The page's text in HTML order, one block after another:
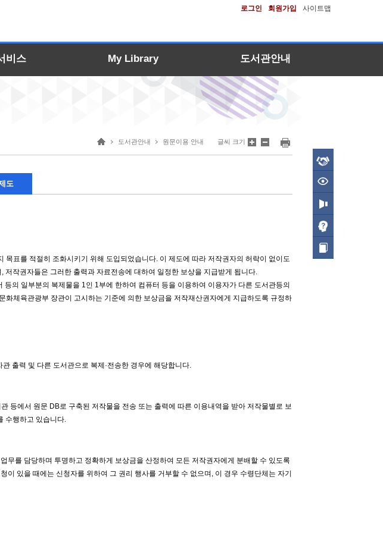
로그인 회원가입 사이트맵
비스 My Library 도서관안내
도서관안내 원문이용 안내 글씨 크기
도
목표를 적절히 조화시키기 위해 도입되었습니다. 이 제도에 따라 저작권자의 허락이 없이도
작권자들은 그러한 출력과 자료전송에 대하여 일정한 보상을 지급받게 됩니다.
의 일부분의 복제물을 1인 1부에 한하여 컴퓨터 등을 이용하여 이용자가 다른 도서관등의
화체육관광부 장관이 고시하는 기준에 의한 보상금을 저작재산권자에게 지급하도록 규정하
출력 및 다른 도서관으로 복제·전송한 경우에 해당합니다.
등에서 원문 DB로 구축된 저작물을 전송 또는 출력에 따른 이용내역을 받아 저작물별로 보
수행하고 있습니다.
무를 담당하며 투명하고 정확하게 보상금을 산정하여 모든 저작권자에게 분배할 수 있도록
있을 때에는 신청자를 위하여 그 권리 행사를 거부할 수 없으며, 이 경우 수령단체는 자기